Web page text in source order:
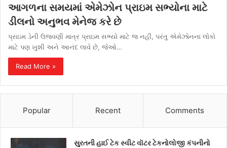
આગળના સમયમાં એમેઝોન પ્રાઇમ સભ્યોના માટે
ડીલનો અનુભવ મેનેજ કરે છે
પ્રાઇમ ડેની ઉજવણી માત્ર પ્રાઇમ સભ્યો માટે જ નહીં, પરંતુ એમેઝોનના લોકો
માટે પણ ખુશી અને આનંદ લાવે છે, જેઓ…
Read More »
Popular Recent Comments
સુરતની હાઈ ટેક સ્વીટ વૉટર ટેકનોલોજી કંપનીનો